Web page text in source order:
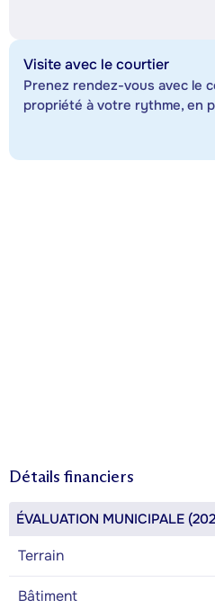
Visite avec le courtier
Prenez rendez-vous avec le
propriété à votre rythme, en
Détails financiers
ÉVALUATION MUNICIPALE
Terrain
Bâtiment